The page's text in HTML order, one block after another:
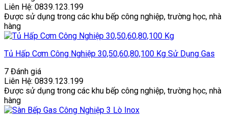
Liên Hệ: 0839.123.199
Được sử dụng trong các khu bếp công nghiệp, trường học, nhà
hàng
Tủ Hấp Cơm Công Nghiệp 30,50,60,80,100 Kg Sử Dụng Gas
7 Đánh giá
Liên Hệ: 0839.123.199
Được sử dụng trong các khu bếp công nghiệp, trường học, nhà
hàng